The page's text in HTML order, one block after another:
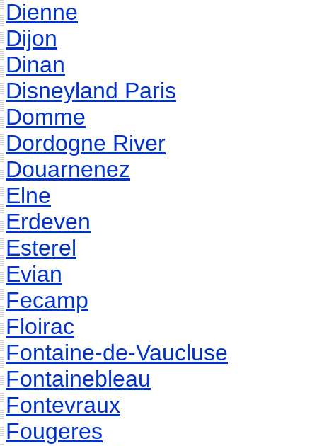
Dienne
Dijon
Dinan
Disneyland Paris
Domme
Dordogne River
Douarnenez
Elne
Erdeven
Esterel
Evian
Fecamp
Floirac
Fontaine-de-Vaucluse
Fontainebleau
Fontevraux
Fougeres